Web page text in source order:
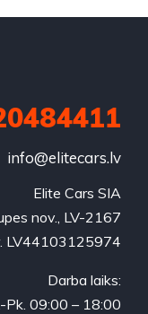
info@elitecars.lv
Elite Cars SIA
nov., LV-2167
LV44103125974
Darba laiks:
Pk. 09:00 – 18:00